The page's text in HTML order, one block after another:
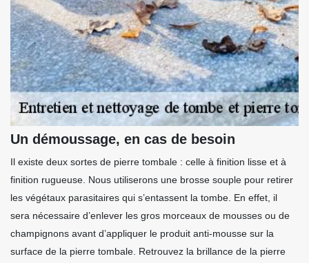
Un démoussage, en cas de besoin
Il existe deux sortes de pierre tombale : celle à finition lisse et à
finition rugueuse. Nous utiliserons une brosse souple pour retirer
les végétaux parasitaires qui s’entassent la tombe. En effet, il
sera nécessaire d’enlever les gros morceaux de mousses ou de
champignons avant d’appliquer le produit anti-mousse sur la
surface de la pierre tombale. Retrouvez la brillance de la pierre